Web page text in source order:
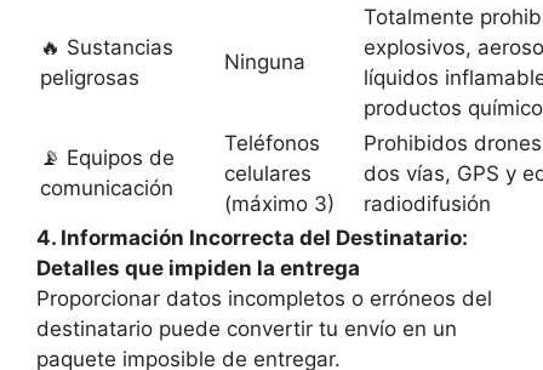
🔥 Sustancias
peligrosas
Ninguna
Totalmente
explosivos,
líquidos
productos
📡 Equipos de
comunicación
Teléfonos
celulares
(máximo 3)
Prohibidos
dos vías, GPS y
radiodifusión
4. Información Incorrecta del Destinatario:
Detalles que impiden la entrega
Proporcionar datos incompletos o erróneos del
destinatario puede convertir tu envío en un
paquete imposible de entregar.